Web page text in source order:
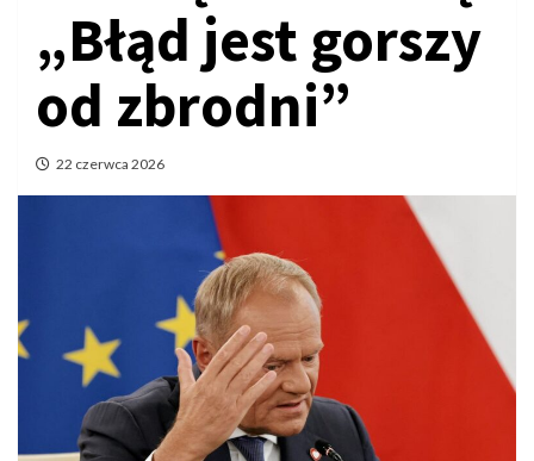
„Błąd jest gorszy
od zbrodni”
22 czerwca 2026